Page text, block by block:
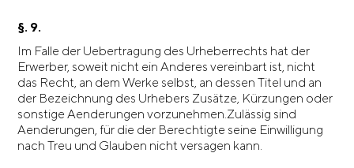
§. 9.
Im Falle der Uebertragung des Urheberrechts hat der
Erwerber, soweit nicht ein Anderes vereinbart ist, nicht
das Recht, an dem Werke selbst, an dessen Titel und an
der Bezeichnung des Urhebers Zusätze, Kürzungen oder
sonstige Aenderungen vorzunehmen.Zulässig sind
Aenderungen, für die der Berechtigte seine Einwilligung
nach Treu und Glauben nicht versagen kann.